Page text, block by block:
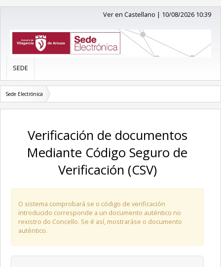
Ver en Castellano | 10/08/2026 10:39
SEDE
Sede Electrónica
Verificación de documentos
Mediante Código Seguro de
Verificación (CSV)
O sistema comprobará se o código de verificación
introducido corresponde a un documento auténtico no
rexistro do Concello. Se é así, mostraráse o documento
auténtico.